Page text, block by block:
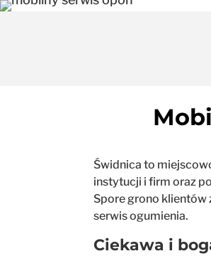
Świdnica to
instytucji i firm oraz
Spore grono klientów
serwis ogumienia.
Ciekawa i